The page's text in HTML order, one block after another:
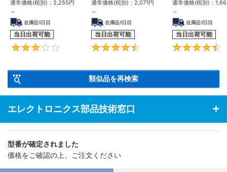
通常価格(税別)： 2,255円
～
在庫品1日目
当日出荷可能
3
通常価格(税別)： 2,071円
～
在庫品1日目
当日出荷可能
4.6
通常価格(税別)：
～
在庫品1日目
当日出荷可能
類似品を再検索
エレクトロニクス部品技術窓口
型番が確定されました
価格をご確認の上、ご注文ください